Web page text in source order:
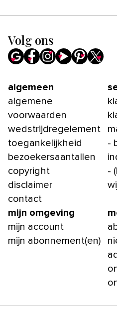
Volg ons
algemeen
algemene
voorwaarden
wedstrijdregelement
toegankelijkheid
bezoekersaantallen
copyright
disclaimer
contact
-
-
mijn omgeving
mijn account
mijn abonnement(en)